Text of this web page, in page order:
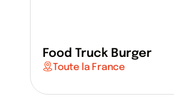
Food Truck Burger
Toute la France